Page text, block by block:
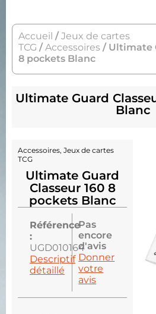
Accueil /Jeux de cartes
TCG /Accessoires / Ultimate
8 pockets Blanc
Ultimate Guard
Blanc
Accessoires, Jeux de cartes
TCG
Ultimate Guard
Classeur 160 8
pockets Blanc
Référence
:
UGD010164
Descriptif
détaillé
Pas
encore
d'avis
Donner
votre
avis